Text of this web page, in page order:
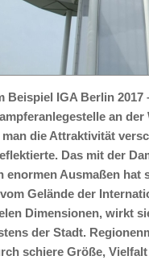
Beispiel IGA Berlin
an
die Attraktivität
Das mit der
enormen Ausmaßen hat
Gelände der
Dimensionen, wirkt
der Stadt.
schiere Größe,